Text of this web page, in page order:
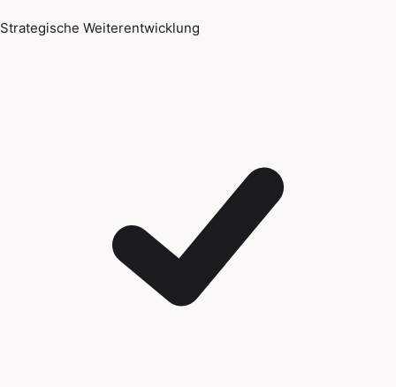
Strategische Weiterentwicklung